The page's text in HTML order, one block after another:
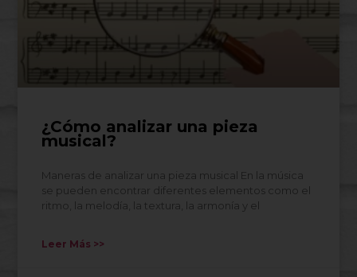
¿Cómo analizar una pieza
musical?
Maneras de analizar una pieza musical En la música
se pueden encontrar diferentes elementos como el
ritmo, la melodía, la textura, la armonía y el
Leer Más >>